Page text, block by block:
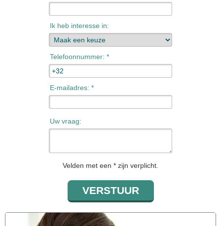
Ik heb interesse in:
Telefoonnummer: *
E-mailadres: *
Uw vraag:
Velden met een * zijn verplicht.